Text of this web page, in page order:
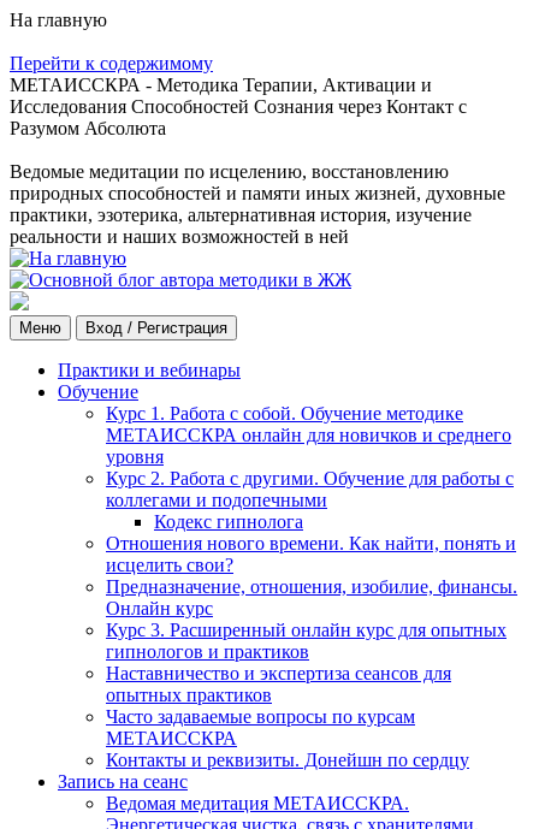
На главную
Перейти к содержимому
МЕТАИССКРА - Методика Терапии, Активации и
Исследования Способностей Сознания через Контакт с
Разумом Абсолюта
Ведомые медитации по исцелению, восстановлению
природных способностей и памяти иных жизней, духовные
практики, эзотерика, альтернативная история, изучение
реальности и наших возможностей в ней
Меню Вход / Регистрация
Практики и вебинары
Обучение
Курс 1. Работа с собой. Обучение методике
МЕТАИССКРА онлайн для новичков и среднего
уровня
Курс 2. Работа с другими. Обучение для работы с
коллегами и подопечными
Кодекс гипнолога
Отношения нового времени. Как найти, понять и
исцелить свои?
Предназначение, отношения, изобилие, финансы.
Онлайн курс
Курс 3. Расширенный онлайн курс для опытных
гипнологов и практиков
Наставничество и экспертиза сеансов для
опытных практиков
Часто задаваемые вопросы по курсам
МЕТАИССКРА
Контакты и реквизиты. Донейшн по сердцу
Запись на сеанс
Ведомая медитация МЕТАИССКРА.
Энергетическая чистка, связь с хранителями,